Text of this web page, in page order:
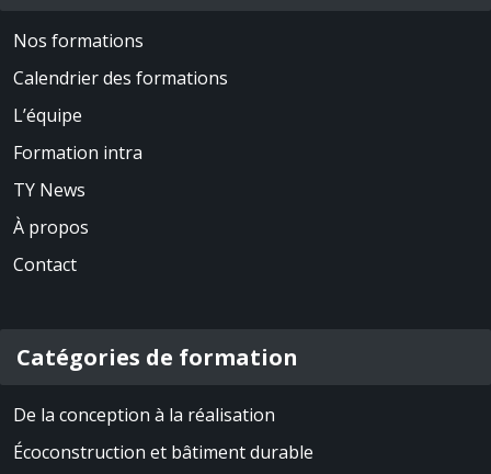
Nos formations
Calendrier des formations
L’équipe
Formation intra
TY News
À propos
Contact
Catégories de formation
De la conception à la réalisation
Écoconstruction et bâtiment durable